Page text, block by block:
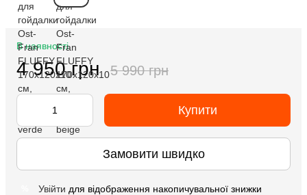
В наявності
4 950 грн 5 990 грн
Купити
Замовити швидко
Увійти для відображення накопичувальної знижки